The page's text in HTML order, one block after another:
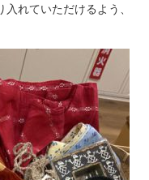
れていただけるよう、